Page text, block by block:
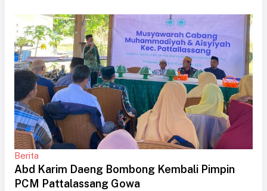
Berita
Abd Karim Daeng Bombong Kembali Pimpin
PCM Pattalassang Gowa